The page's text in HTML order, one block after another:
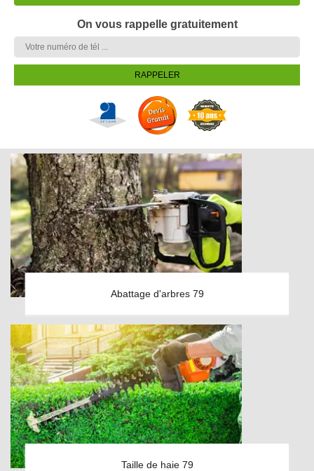
On vous rappelle gratuitement
Abattage d'arbres 79
Taille de haie 79